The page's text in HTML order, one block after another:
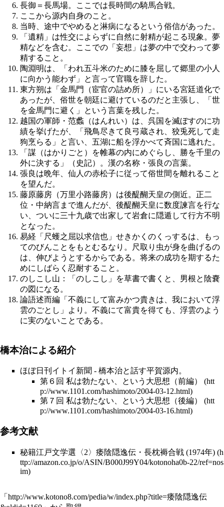
長御＝長馬場。ここでは長時間の騎馬合戦。
ここから源内自身のこと。
当時、途中でやめると淋病になるという俗信があった。
「遺精」は性交によらずに自然に射精が起こる現象。夢
精などを含む。ここでの「妄想」は夢の中で交わって夢
精すること。
陶淵明は、「われ五斗米のために膝を屈して郷里の小人
に向かう能わず」と言って官職を辞した。
東方朔は「金馬門（宦官の詰め所）」にいる宮廷道化で
あったが、俗世を朝廷に避けているのだと主張し、「世
を金馬門に避く」という言葉を残した。
越国の軍師・范蠡（はんれい）は、呉国を滅ぼすのに功
績を挙げたが、「飛鳥尽きて良弓蔵され、狡兎死して走
狗烹らる」と言い、五湖に船を浮かべて斉国に逃れた。
「謀（はかりごと）を帷幕の内にめぐらし、勝を千里の
外に決する」（史記）。漢の名称・張良の言葉。
張良は晩年、仙人の赤松子に従って俗世間を離れること
を望んだ。
藤原藤房（万里小路藤房）は後醍醐天皇の側近。正二
位・中納言まで進んだが、後醍醐天皇に数度諫言を行な
い、ついに三十九歳で出家して岩倉に隠遁して行方不明
となった。
易経「尺蠖之屈以求信也」せきかくのくっするは、もっ
てのびんことをもとむるなり。尺取り虫が身を曲げるの
は、伸びようとするからである。将来の成功を期するた
めにしばらく忍耐すること。
のしこし山：「のしこし」を草書で書くと、男根と陰嚢
の図になる。
論語述而編「不義にして富みかつ貴きは、我において浮
雲のごとし」より。不義にて富貴を得ても、浮雲のよう
に実のないことである。
橋本治による紹介
ほぼ日刊イトイ新聞 - 橋本治と話す平賀源内。
第６回 私は勃たない、という大思想（前編）
第７回 私は勃たない、という大思想（後編）
参考文献
秘籍江戸文学選〈2〉痿陰隠逸伝・長枕褥合戦 (1974年)
「 http://www.kotono8.com/pedia/w/index.php?title=痿陰隠逸伝